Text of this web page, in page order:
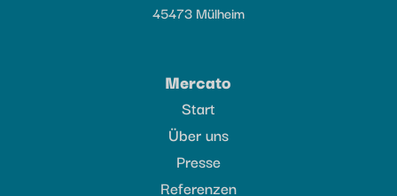
45473 Mülheim
Mercato
Start
Über uns
Presse
Referenzen